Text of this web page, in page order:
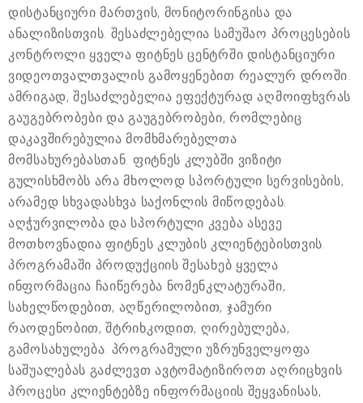
დისტანციური მართვის, მონიტორინგისა და
ანალიზისთვის. შესაძლებელია სამუშაო პროცესების
კონტროლი ყველა ფიტნეს ცენტრში დისტანციური
ვიდეოთვალთვალის გამოყენებით რეალურ დროში.
ამრიგად, შესაძლებელია ეფექტურად აღმოიფხვრას
გაუგებრობები და გაუგებრობები, რომლებიც
დაკავშირებულია მომხმარებელთა
მომსახურებასთან. ფიტნეს კლუბში ვიზიტი
გულისხმობს არა მხოლოდ სპორტული სერვისების,
არამედ სხვადასხვა საქონლის მიწოდებას.
აღჭურვილობა და სპორტული კვება ასევე
მოთხოვნადია ფიტნეს კლუბის კლიენტებისთვის.
პროგრამაში პროდუქციის შესახებ ყველა
ინფორმაცია ჩაიწერება ნომენკლატურაში,
სახელწოდებით, აღწერილობით, ჯამური
რაოდენობით, შტრიხკოდით, ღირებულება,
გამოსახულება. პროგრამული უზრუნველყოფა
საშუალებას გაძლევთ ავტომატიზიროთ აღრიცხვის
პროცესი კლიენტებზე ინფორმაციის შეყვანისას,